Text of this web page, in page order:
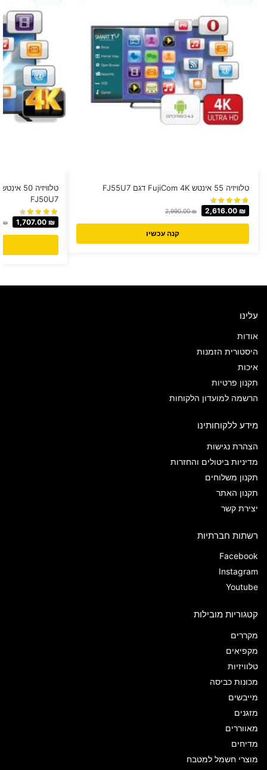
טלוויזיה 55 אינטש FujiCom 4K דגם FJ55U7
2,990.00₪ 2,616.00 ₪
קנה עכשיו
FJ50U7
₪ 1,707.00 ₪
עלינו
אודות
היסטורית הזמנות
איכות
תקנון פרטיות
הרשמה למועדון הלקוחות
מידע ללקוחותינו
הצהרת נגישות
מדיניות ביטולים והחזרות
תקנון משלוחים
תקנון האתר
יצירת קשר
רשתות חברתיות
Facebook
Instagram
Youtube
קטגוריות מובילות
מקררים
מקפיאים
טלוויזיות
מכונות כביסה
מייבשים
מזגנים
מאווררים
מדיחים
מוצרי חשמל למטבח